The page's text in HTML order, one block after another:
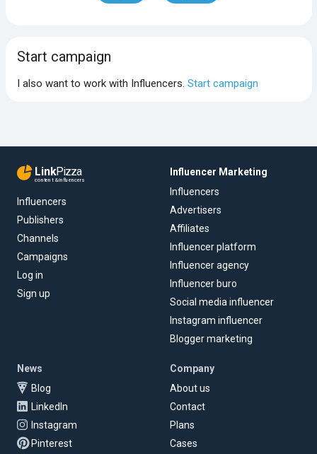
Start campaign
I also want to work with Influencers. Start campaign
LinkPizza
content & influencers
Influencers
Publishers
Channels
Campaigns
Log in
Sign up
Influencer Marketing
Influencers
Advertisers
Affiliates
Influencer platform
Influencer agency
Influencer buro
Social media influencer
Instagram influencer
Blogger marketing
News
Blog
LinkedIn
Instagram
Pinterest
Company
About us
Contact
Plans
Cases